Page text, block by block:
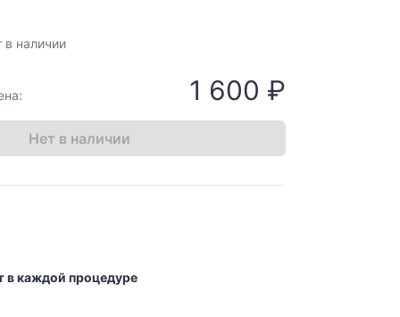
в наличии
1 600 ₽
Нет в наличии
в каждой процедуре